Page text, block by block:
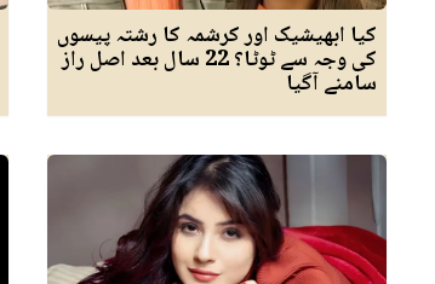
کیا ابھیشیک اور کرشمہ کا رشتہ پیسوں
کی وجہ سے ٹوٹا؟ 22 سال بعد اصل راز
سامنے آگیا